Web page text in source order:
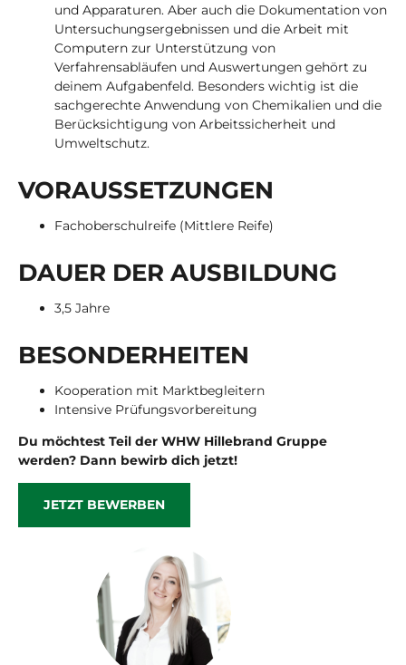
und Apparaturen. Aber auch die Dokumentation von
Untersuchungsergebnissen und die Arbeit mit
Computern zur Unterstützung von
Verfahrensabläufen und Auswertungen gehört zu
deinem Aufgabenfeld. Besonders wichtig ist die
sachgerechte Anwendung von Chemikalien und die
Berücksichtigung von Arbeitssicherheit und
Umweltschutz.
VOR­AUS­SET­ZUN­GEN
Fachoberschulreife (Mittlere Reife)
DAUER DER AUS­BIL­DUNG
3,5 Jahre
BE­SON­DER­HEI­TEN
Kooperation mit Marktbegleitern
Intensive Prüfungsvorbereitung
Du möchtest Teil der WHW Hillebrand Gruppe
werden? Dann bewirb dich jetzt!
JETZT BEWERBEN